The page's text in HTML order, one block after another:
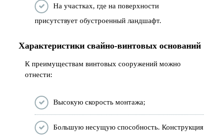
На участках, где на поверхности
присутствует обустроенный ландшафт.
Характеристики свайно-винтовых оснований
К преимуществам винтовых сооружений можно
отнести:
Высокую скорость монтажа;
Большую несущую способность. Конструкция